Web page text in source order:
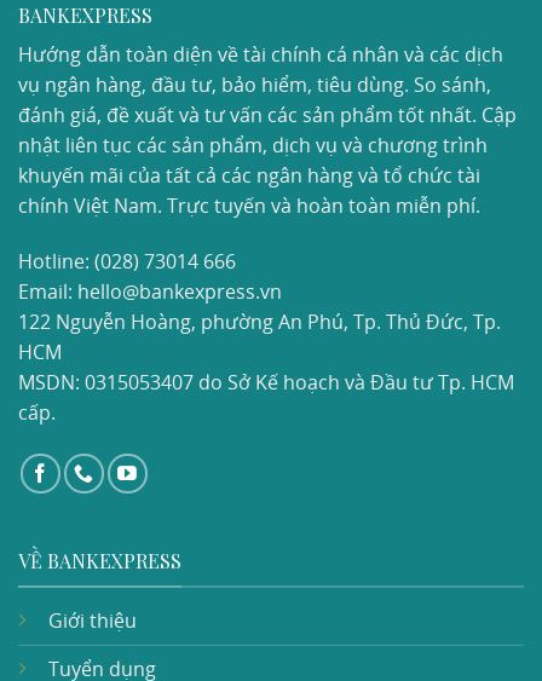
BANKEXPRESS
Hướng dẫn toàn diện về tài chính cá nhân và các dịch
vụ ngân hàng, đầu tư, bảo hiểm, tiêu dùng. So sánh,
đánh giá, đề xuất và tư vấn các sản phẩm tốt nhất. Cập
nhật liên tục các sản phẩm, dịch vụ và chương trình
khuyến mãi của tất cả các ngân hàng và tổ chức tài
chính Việt Nam. Trực tuyến và hoàn toàn miễn phí.
Hotline: (028) 73014 666
Email: hello@bankexpress.vn
122 Nguyễn Hoàng, phường An Phú, Tp. Thủ Đức, Tp.
HCM
MSDN: 0315053407 do Sở Kế hoạch và Đầu tư Tp. HCM
cấp.
VỀ BANKEXPRESS
Giới thiệu
Tuyển dụng